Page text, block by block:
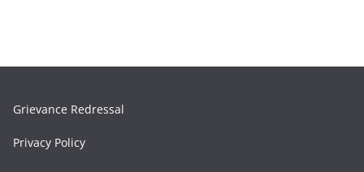
Grievance Redressal
Privacy Policy